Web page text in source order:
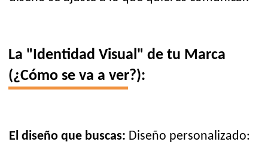
La "Identidad Visual" de tu Marca
(¿Cómo se va a ver?):
El diseño que buscas: Diseño personalizado: